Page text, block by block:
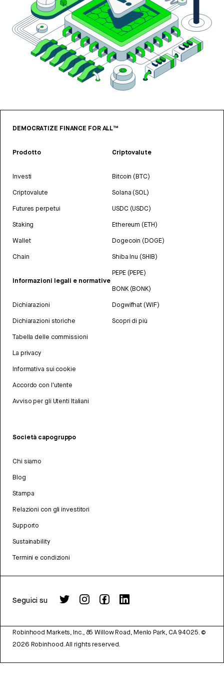
DEMOCRATIZE FINANCE FOR ALL™
Prodotto
Investi
Criptovalute
Futures perpetui
Staking
Wallet
Chain
Informazioni legali e normative
Dichiarazioni
Dichiarazioni storiche
Tabella delle commissioni
La privacy
Informativa sui cookie
Accordo con l'utente
Avviso per gli Utenti Italiani
Criptovalute
Bitcoin (BTC)
Solana (SOL)
USDC (USDC)
Ethereum (ETH)
Dogecoin (DOGE)
Shiba Inu (SHIB)
PEPE (PEPE)
BONK (BONK)
Dogwifhat (WIF)
Scopri di più
Società capogruppo
Chi siamo
Blog
Stampa
Relazioni con gli investitori
Supporto
Sustainability
Termini e condizioni
Seguici su
Robinhood Markets, Inc., 85 Willow Road, Menlo Park, CA 94025. ©
2026 Robinhood. All rights reserved.